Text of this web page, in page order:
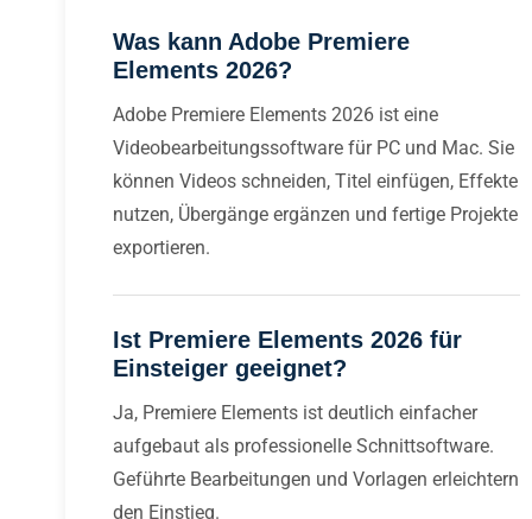
Was kann Adobe Premiere
Elements 2026?
Adobe Premiere Elements 2026 ist eine
Videobearbeitungssoftware für PC und Mac. Sie
können Videos schneiden, Titel einfügen, Effekte
nutzen, Übergänge ergänzen und fertige Projekte
exportieren.
Ist Premiere Elements 2026 für
Einsteiger geeignet?
Ja, Premiere Elements ist deutlich einfacher
aufgebaut als professionelle Schnittsoftware.
Geführte Bearbeitungen und Vorlagen erleichtern
den Einstieg.